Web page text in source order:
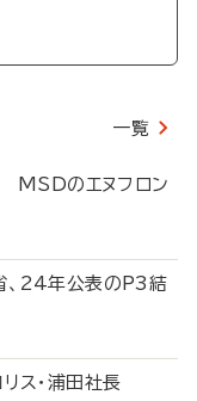
一覧
MSDのエヌフロン
24年公表のP3結
・浦田社長